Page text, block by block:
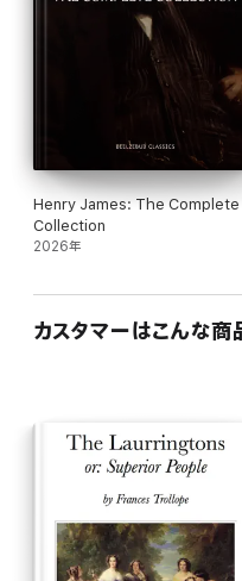
Henry James: The Complete
Collection
2026年
カスタマーはこんな商